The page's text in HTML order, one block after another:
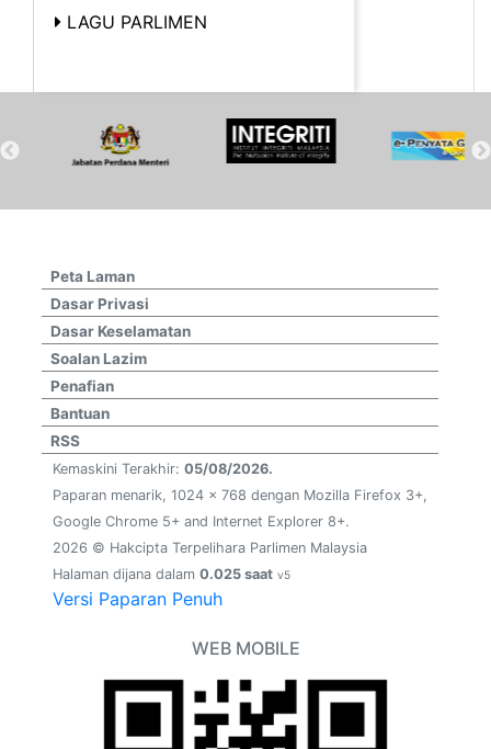
LAGU PARLIMEN
Peta Laman
Dasar Privasi
Dasar Keselamatan
Soalan Lazim
Penafian
Bantuan
RSS
Kemaskini Terakhir: 05/08/2026.
Paparan menarik, 1024 x 768 dengan Mozilla Firefox 3+,
Google Chrome 5+ and Internet Explorer 8+.
2026 © Hakcipta Terpelihara Parlimen Malaysia
Halaman dijana dalam 0.025 saat v5
Versi Paparan Penuh
WEB MOBILE